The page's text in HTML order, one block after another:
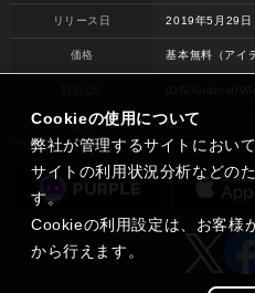
リリース日 2019年5月29日
価格 基本無料（アイ
開発 NC
Cookieの使用について
弊社が管理するサイトにおい
サイトの利用状況分析などの
す。
Cookieの利用設定は、お客様
から行えます。